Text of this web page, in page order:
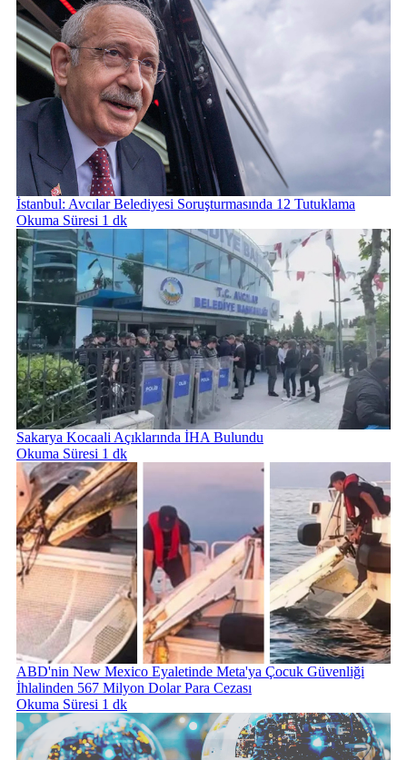
İstanbul: Avcılar Belediyesi Soruşturmasında 12 Tutuklama
Okuma Süresi 1 dk
Sakarya Kocaali Açıklarında İHA Bulundu
Okuma Süresi 1 dk
ABD'nin New Mexico Eyaletinde Meta'ya Çocuk Güvenliği
İhlalinden 567 Milyon Dolar Para Cezası
Okuma Süresi 1 dk